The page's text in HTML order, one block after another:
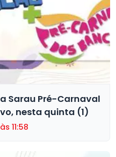
Sarau Pré-Carnaval
nesta quinta (1)
11:58